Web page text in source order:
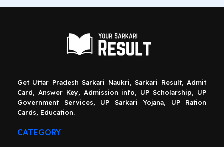
Get Uttar Pradesh Sarkari Naukri, Sarkari Result, Admit
Card, Answer Key, Admission info, UP Scholarship, UP
Government Services, UP Sarkari Yojana, UP Ration
Cards, Education.
CATEGORY